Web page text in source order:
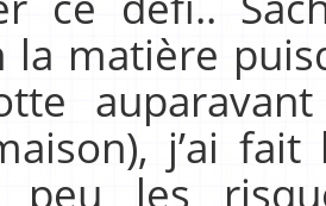
la matière
j’ai
les